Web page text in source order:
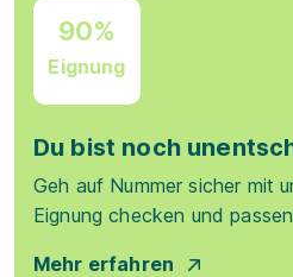
90%
Eignung
Du bist noch
Geh auf Nummer sicher mit
Eignung checken und
Mehr erfahren